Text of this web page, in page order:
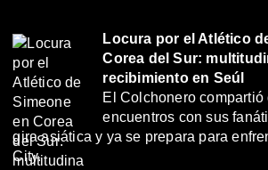
Locura por el Atlético
Corea del Sur:
recibimiento en Seúl
El Colchonero compartió
encuentros con sus
gira asiática y ya se prepara para
City.